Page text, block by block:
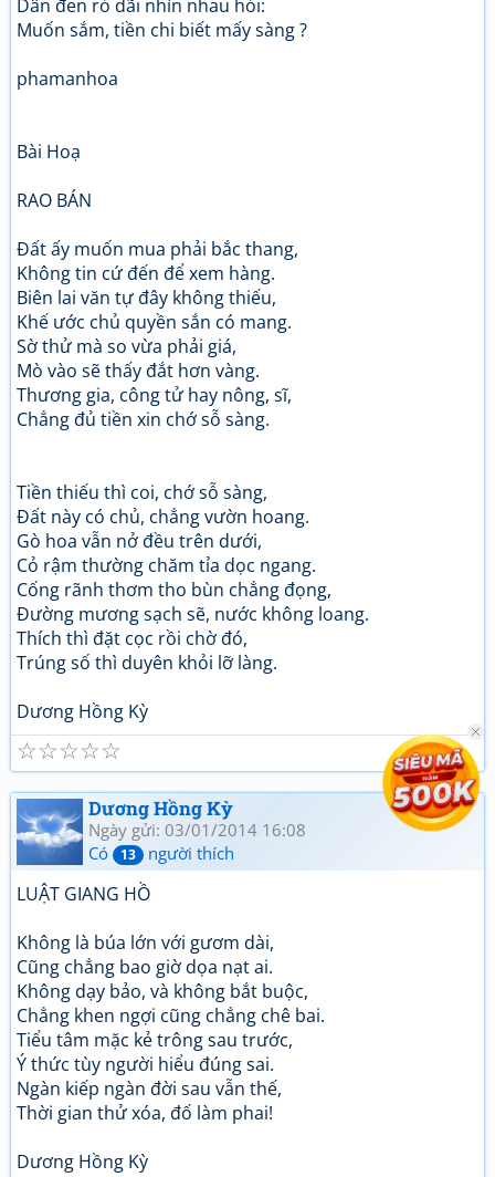
Dân đen rỏ dãi nhìn nhau hỏi:
Muốn sắm, tiền chi biết mấy sàng ?
phamanhoa
Bài Hoạ
RAO BÁN
Đất ấy muốn mua phải bắc thang,
Không tin cứ đến để xem hàng.
Biên lai văn tự đây không thiếu,
Khế ước chủ quyền sắn có mang.
Sờ thử mà so vừa phải giá,
Mò vào sẽ thấy đắt hơn vàng.
Thương gia, công tử hay nông, sĩ,
Chẳng đủ tiền xin chớ sỗ sàng.
Tiền thiếu thì coi, chớ sỗ sàng,
Đất này có chủ, chẳng vườn hoang.
Gò hoa vẫn nở đều trên dưới,
Cỏ rậm thường chăm tỉa dọc ngang.
Cống rãnh thơm tho bùn chẳng đọng,
Đường mương sạch sẽ, nước không loang.
Thích thì đặt cọc rồi chờ đó,
Trúng số thì duyên khỏi lỡ làng.
Dương Hồng Kỳ
☆
☆
☆
☆
☆
Dương Hồng Kỳ
Ngày gửi: 03/01/2014 16:08
Có
13 người thích
LUẬT GIANG HỒ
Không là búa lớn với gươm dài,
Cũng chẳng bao giờ dọa nạt ai.
Không dạy bảo, và không bắt buộc,
Chẳng khen ngợi cũng chẳng chê bai.
Tiểu tâm mặc kẻ trông sau trước,
Ý thức tùy người hiểu đúng sai.
Ngàn kiếp ngàn đời sau vẫn thế,
Thời gian thử xóa, đố làm phai!
Dương Hồng Kỳ